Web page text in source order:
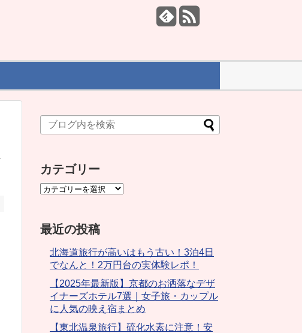
カテゴリー
最近の投稿
北海道旅行が高いはもう古い！3泊4日
でなんと！2万円台の実体験レポ！
【2025年最新版】京都のお洒落なデザ
イナーズホテル7選｜女子旅・カップル
に人気の映え宿まとめ
【東北温泉旅行】硫化水素に注意！安